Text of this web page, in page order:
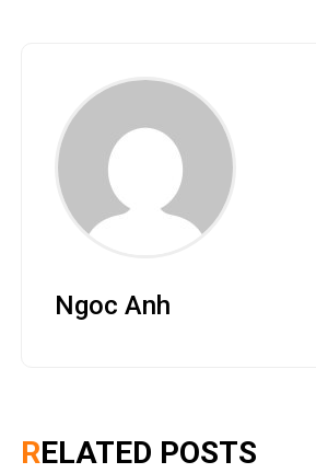
Ngoc Anh
RELATED POSTS